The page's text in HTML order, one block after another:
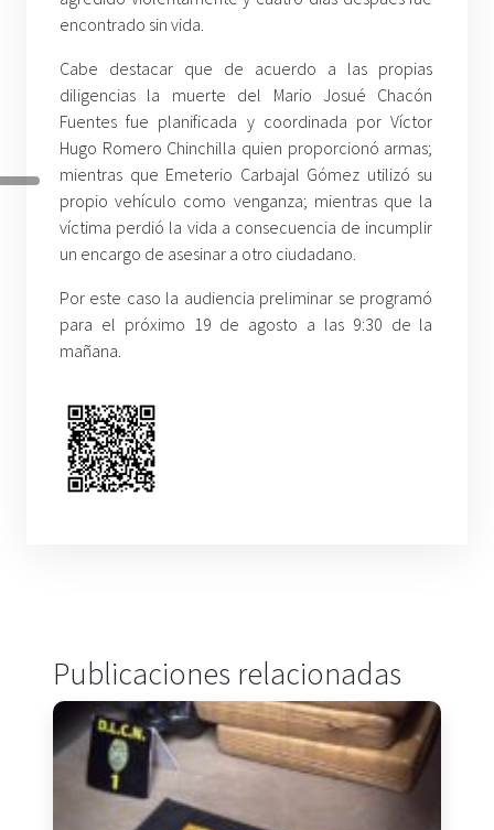
encontrado sin vida.
Cabe destacar que de acuerdo a las propias
diligencias la muerte del Mario Josué Chacón
Fuentes fue planificada y coordinada por Víctor
Hugo Romero Chinchilla quien proporcionó armas;
mientras que Emeterio Carbajal Gómez utilizó su
propio vehículo como venganza; mientras que la
víctima perdió la vida a consecuencia de incumplir
un encargo de asesinar a otro ciudadano.
Por este caso la audiencia preliminar se programó
para el próximo 19 de agosto a las 9:30 de la
mañana.
Publicaciones relacionadas